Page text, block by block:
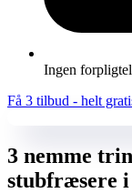
Ingen
Få 3 tilbud - helt
3 nemme
stubfræsere i